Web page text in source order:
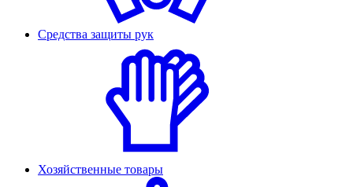
Средства защиты рук
Хозяйственные товары